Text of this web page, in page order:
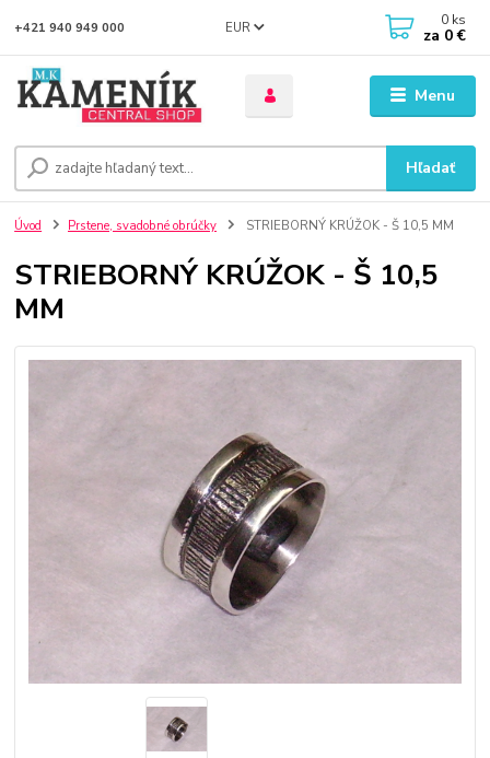
Menu
EUR
Hľadať
+421 940 949 000 0 ks
za 0 €
Úvod Prstene, svadobné obrúčky STRIEBORNÝ KRÚŽOK - Š 10,5 MM
STRIEBORNÝ KRÚŽOK - Š 10,5
MM